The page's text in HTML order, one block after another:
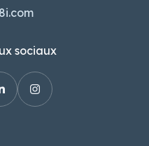
sociaux